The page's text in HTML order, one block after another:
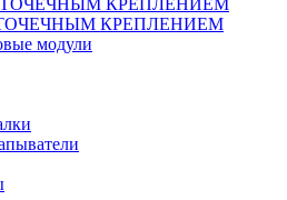
КРЕПЛЕНИЕМ
КРЕПЛЕНИЕМ
модули